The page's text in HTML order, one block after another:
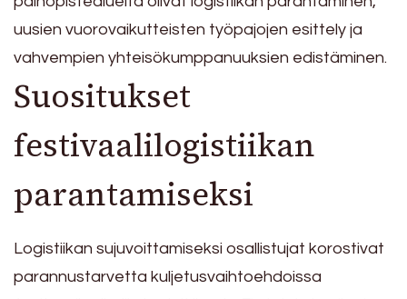
uusien vuorovaikutteisten työpajojen esittely ja
vahvempien yhteisökumppanuuksien edistäminen.
Suositukset
festivaalilogistiikan
parantamiseksi
Logistiikan sujuvoittamiseksi osallistujat korostivat
parannustarvetta kuljetusvaihtoehdoissa